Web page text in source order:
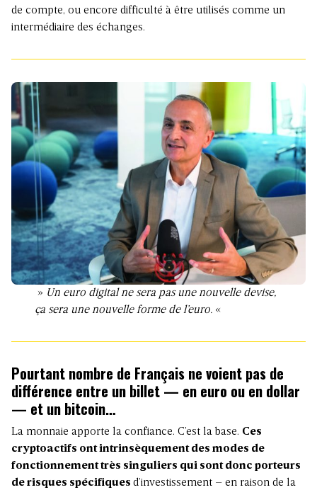
de compte, ou encore difficulté à être utilisés comme un
intermédiaire des échanges.
» Un euro digital ne sera pas une nouvelle devise,
ça sera une nouvelle forme de l’euro. «
Pourtant nombre de Français ne voient pas de
différence entre un billet — en euro ou en dollar
— et un bitcoin…
La monnaie apporte la confiance. C’est la base. Ces
cryptoactifs ont intrinsèquement des modes de
fonctionnement très singuliers qui sont donc porteurs
de risques spécifiques d’investissement – en raison de la